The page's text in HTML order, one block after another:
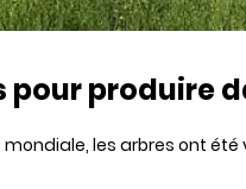
pour produire
mondiale, les arbres ont